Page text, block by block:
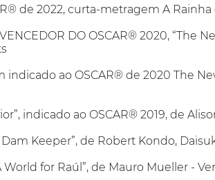
de 2022, curta-metragem A
DO OSCAR® 2020,
ao OSCAR® de 2020 The
indicado ao OSCAR® 2019, de
Dam Keeper”, de Robert Kondo,
for Raúl”, de Mauro Mueller -